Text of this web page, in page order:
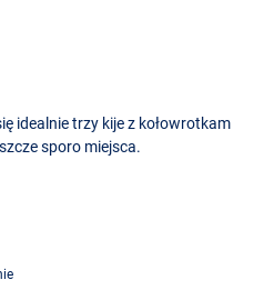
idealnie trzy kije z kołowrotkam
sporo miejsca.